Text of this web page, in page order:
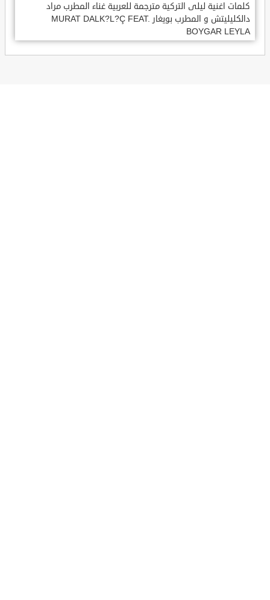
كلمات اغنية ليلى التركية مترجمة للعربية غناء المطرب مراد
دالكليليتش و المطرب بويغار MURAT DALK?L?Ç FEAT.
BOYGAR LEYLA